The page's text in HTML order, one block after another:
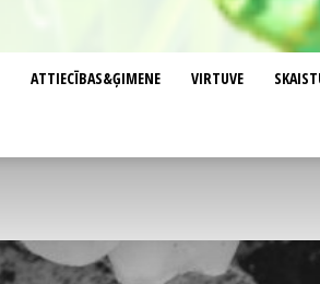
ATTIECĪBAS&ĢIMENE VIRTUVE